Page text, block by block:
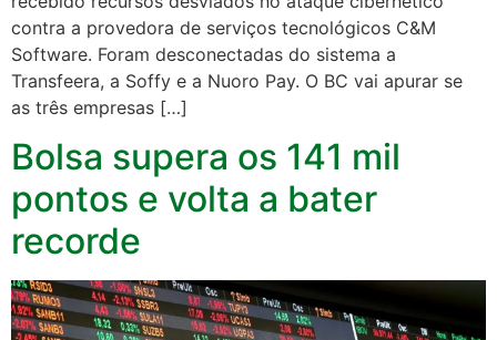
contra a provedora de serviços tecnológicos C&M
Software. Foram desconectadas do sistema a
Transfeera, a Soffy e a Nuoro Pay. O BC vai apurar se
as três empresas […]
Bolsa supera os 141 mil
pontos e volta a bater
recorde